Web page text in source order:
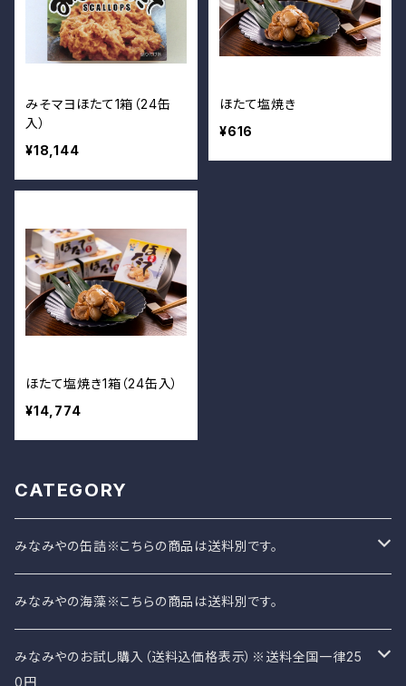
みそマヨほたて1箱（24缶
入）
¥18,144
ほたて塩焼き
¥616
ほたて塩焼き1箱（24缶入）
¥14,774
CATEGORY
みなみやの缶詰※こちらの商品は送料別です。
みなみやのさば缶
みなみやオリジナル缶詰
みなみやの海藻※こちらの商品は送料別です。
みなみやのお試し購入（送料込価格表示）※送料全国一律25
0円